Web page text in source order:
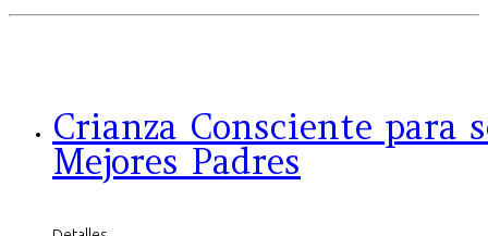
Crianza Consciente para
Mejores Padres